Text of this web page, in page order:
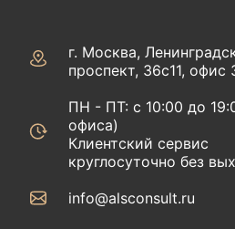
г. Москва,
проспект, 36с11, офис
ПН - ПТ: с 10:00 до
офиса)
Клиентский сервис
круглосуточно без
info@alsconsult.ru